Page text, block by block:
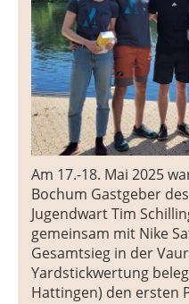
Am 17.-18. Mai 2025
Bochum Gastgeber
Jugendwart Tim
gemeinsam mit Nike
Gesamtsieg in der
Yardstickwertung
Hattingen) den ersten